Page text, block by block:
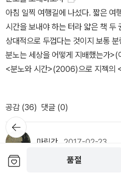
품절
게는 구조적 폭력인 것처럼, 알을 깨
주관적 폭력이다. 관점과 입장에 따
이다. 새인가 알인가. 우리가 알인
조적 폭력과 주관적 폭력은 동시에
라 폭력으로 보이든가 또는 정상성
들에 대한 성찰이다. 그런데 이런 폭
리는 먼저 “삐딱해 질” 필요가 있다.
다. 해골이 보이시는가? 고개를 오
째려보시라. 구조적 폭력, 상징적 폭
기’를 통해서만 보이는 폭력이다. 지
라! 공부하라! 공부하라!’ 고 한다. 「
능적 반응에 길들여져서 고통 받는
끼게 되기 때문이다. 그런 까닭에, 우
에 보이지 않는 수천 명의 사람을 죽
접 겨냥해 쏘는 일에 대해 더 큰 거부
속에 들어와 있음을 인정할 필요가
을 예견하는 단계에 있지 않다. 오히
해야 하는 조건에 놓여 있다. 무엇을
려 하기보다 그것을 이해하기 위해 후
가 시도해 볼 수 있는 인식의 지연,
지연은 무력함이 아니라, 대타자의
구성하기 위한 전제다. 진정한 의미
만 가능해질 것이다.
지 돈이 절박하게 필요하기 때문이
럽에서 이주한 백인 여성들, 미국 백
사무업무 등에서 일할 기회가 없었
인종적 편견으로 오래지 않아 물러
하고 나서야 그들은 가사서비스직에
여성참정권을 쟁취하기 위해 인종
년) 남부에는 합법적인 인종차별 체
10년간 수백 수천의 집단살인이 일
눈 감고 동의한 것이나 마찬가지였
게도 뼈아픈 진실들이 담겨 있었다.
가장 무책임하게 주파하는 장르2. 시
디로 가려할 때 시는 실패한다. 이것
있다. 일단 헤겔 이후의 세계에 들어
고’ 전복적 예리함을 잃게 된다. 이
의 피날레와 모차르트 이후의 낭만
반니가 죽는 장면은 모차르트의 세
한 초과를 낳는다. 하지만 비록 이
지만 본래적인 의미의 낭만주의에 이
시 정상화된다.’(<헤겔 레스토랑>,
전결이라는 시의 전개구조가 그렇습
기라고 합니다. 다음 그 상황이 일정
다. 승입니다. 이러한 양적 축적의 일
납니다. 질적 변화입니다. 그것을
아침 일찍 여행길에 나섰다. 짧은 여
시간을 보내야 하는 터라 얇은 책 두
상대적으로 두껍다는 것이지 보통
분노는 세상을 어떻게 지배했는가
<분노와 시간>(2006)으로 지젝의
번역본이 예상보다 늦게 나왔다. 한
한 느낌도 든다. 슬로터다이크는 호
아드>(<일리아스>)의 첫 단어가 ‘
사에서 분노가 어떻게 다루어져왔는
서, 여신이여!˝가 시작이었다. 서구문학사는 분노와 함께 시작한 셈.
아쉽게도 한국어 번역본들은 그 점
공감 (36) 댓글 (0)
마립간 2017-02-23
독서기록 170223 양성 평등 이야기
뒤로가
기